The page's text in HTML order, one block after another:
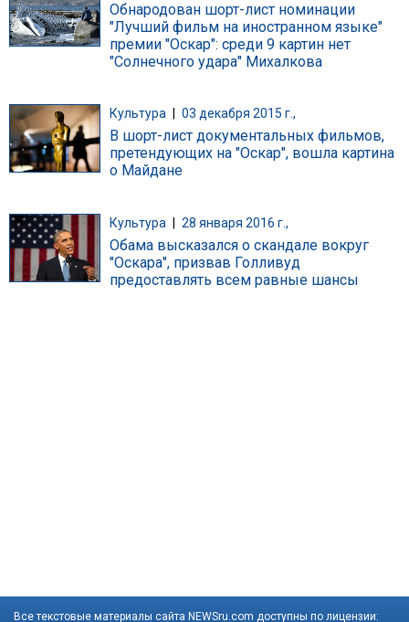
Обнародован шорт-лист номинации
"Лучший фильм на иностранном языке"
премии "Оскар": среди 9 картин нет
"Солнечного удара" Михалкова
Культура 03 декабря 2015 г.,
В шорт-лист документальных фильмов,
претендующих на "Оскар", вошла картина
о Майдане
Культура | 28 января 2016 г.,
Обама высказался о скандале вокруг
"Оскара", призвав Голливуд
предоставлять всем равные шансы
Все текстовые материалы сайта NEWSru.com доступны по лицензии: